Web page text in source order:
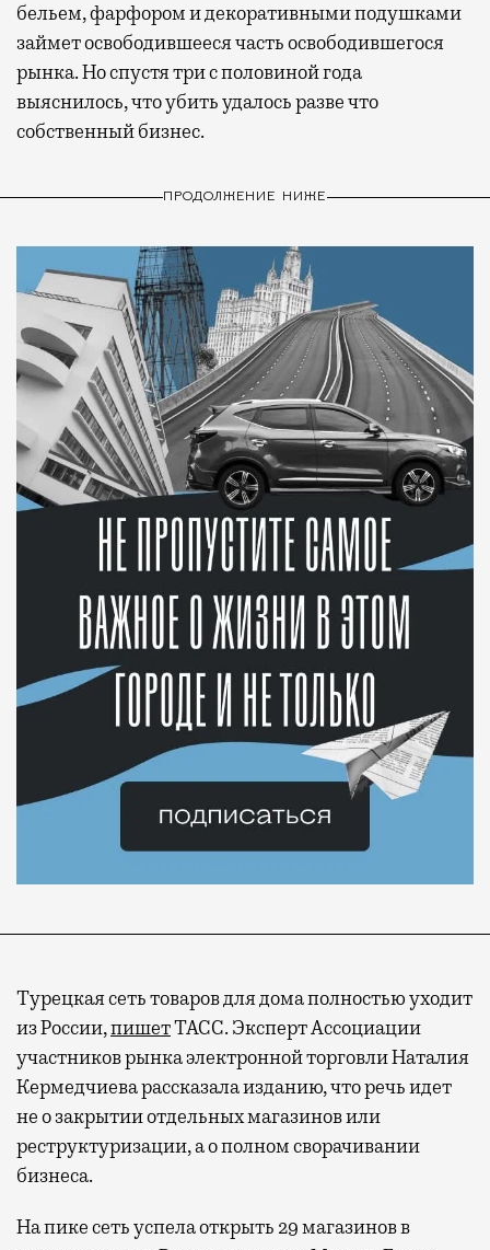
Современный путешественник часто берет
с собой не только чемодан, но и ноутбук.
А ожидание рейса все чаще превращается
не в потерянное время, а в возможность
спокойно закончить дела или спланировать
активности в путешествии, например
забронировать нужные билеты и рестораны.
бельем, фарфором и декоративными подушками
займет освободившееся часть освободившегося
рынка. Но спустя три с половиной года
выяснилось, что убить удалось разве что
собственный бизнес.
ПРОДОЛЖЕНИЕ НИЖЕ
Турецкая сеть товаров для дома полностью уходит
из России,пишетТАСС. Эксперт Ассоциации
участников рынка электронной торговли Наталия
Кермедчиева рассказала изданию, что речь идет
не о закрытии отдельных магазинов или
реструктуризации, а о полном сворачивании
бизнеса.
На пике сеть успела открыть 29 магазинов в